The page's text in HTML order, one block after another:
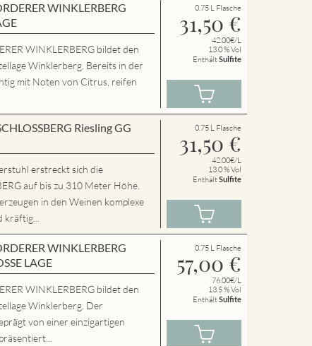
WINKLERBERG
WINKLERBERG bildet den
Winklerberg. Bereits in der
mit Noten von Citrus, reifen
0.75 L Flasche
31,50 €
42.00€/L
13.0 % Vol
EnthältSulfite
Riesling GG
erstreckt sich die
auf bis zu 310 Meter Höhe.
in den Weinen komplexe
0.75 L Flasche
31,50 €
42.00€/L
13.0 % Vol
EnthältSulfite
WINKLERBERG
LAGE
WINKLERBERG bildet den
Winklerberg. Der
von einer einzigartigen
0.75 L Flasche
57,00 €
76.00€/L
13.5 % Vol
EnthältSulfite